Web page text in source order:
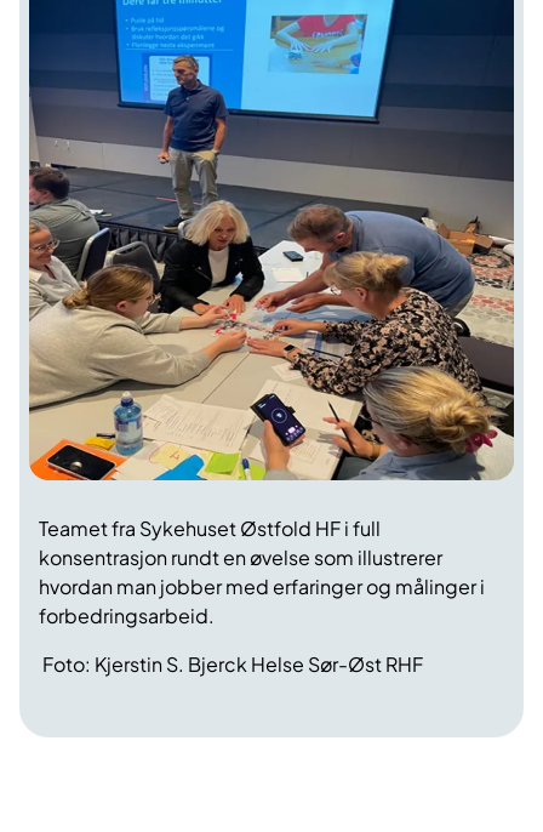
Teamet fra Sykehuset Østfold HF i full
konsentrasjon rundt en øvelse som illustrerer
hvordan man jobber med erfaringer og målinger i
forbedringsarbeid.
Foto: Kjerstin S. Bjerck Helse Sør-Øst RHF